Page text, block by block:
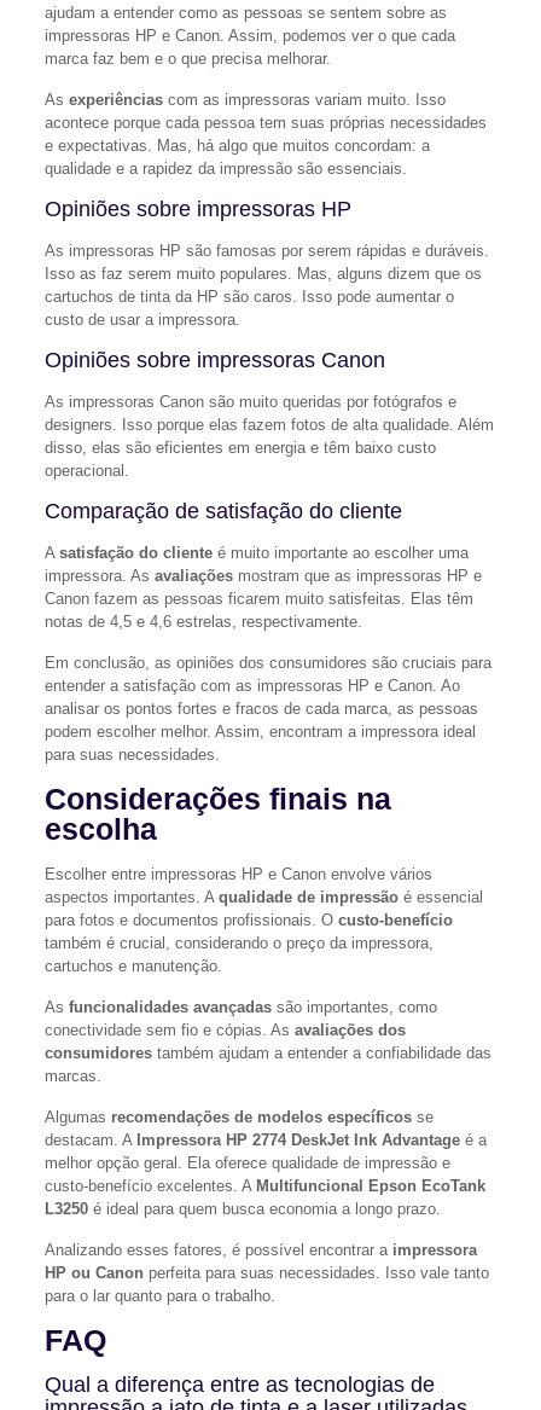
ajudam a entender como as pessoas se sentem sobre as
impressoras HP e Canon. Assim, podemos ver o que cada
marca faz bem e o que precisa melhorar.
As experiênciascom as impressoras variam muito. Isso
acontece porque cada pessoa tem suas próprias necessidades
e expectativas. Mas, há algo que muitos concordam: a
qualidade e a rapidez da impressão são essenciais.
Opiniões sobre impressoras HP
As impressoras HP são famosas por serem rápidas e duráveis.
Isso as faz serem muito populares. Mas, alguns dizem que os
cartuchos de tinta da HP são caros. Isso pode aumentar o
custo de usar a impressora.
Opiniões sobre impressoras Canon
As impressoras Canon são muito queridas por fotógrafos e
designers. Isso porque elas fazem fotos de alta qualidade. Além
disso, elas são eficientes em energia e têm baixo custo
operacional.
Comparação de satisfação do cliente
A satisfação do clienteé muito importante ao escolher uma
impressora. As avaliaçõesmostram que as impressoras HP e
Canon fazem as pessoas ficarem muito satisfeitas. Elas têm
notas de 4,5 e 4,6 estrelas, respectivamente.
Em conclusão, as opiniões dos consumidores são cruciais para
entender a satisfação com as impressoras HP e Canon. Ao
analisar os pontos fortes e fracos de cada marca, as pessoas
podem escolher melhor. Assim, encontram a impressora ideal
para suas necessidades.
Considerações finais na
escolha
Escolher entre impressoras HP e Canon envolve vários
aspectos importantes. A qualidade de impressãoé essencial
para fotos e documentos profissionais. O custo-benefício
também é crucial, considerando o preço da impressora,
cartuchos e manutenção.
As funcionalidades avançadassão importantes, como
conectividade sem fio e cópias. As avaliações dos
consumidorestambém ajudam a entender a confiabilidade das
marcas.
Algumas recomendações de modelos específicosse
destacam. A Impressora HP 2774 DeskJet Ink Advantageé a
melhor opção geral. Ela oferece qualidade de impressão e
custo-benefício excelentes. A Multifuncional Epson EcoTank
L3250é ideal para quem busca economia a longo prazo.
Analizando esses fatores, é possível encontrar a impressora
HP ou Canon perfeita para suas necessidades. Isso vale tanto
para o lar quanto para o trabalho.
FAQ
Qual a diferença entre as tecnologias de